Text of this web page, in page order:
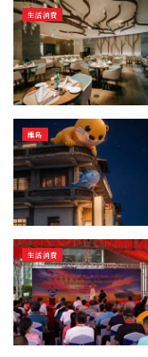
生活消費
離島
生活消費